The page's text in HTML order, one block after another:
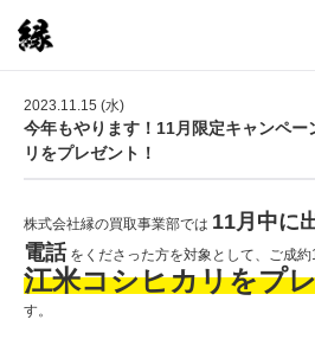
2023.11.15 (水)
今年もやります！11月限定キャンペ
リをプレゼント！
株式会社縁の買取事業部では 11月中に
電話をくださった方を対象として、ご成約
江米コシヒカリをプ
す。